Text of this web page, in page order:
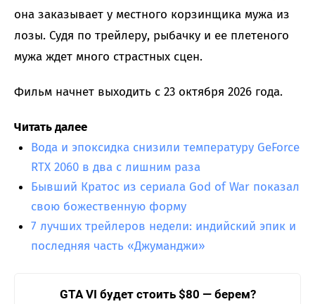
она заказывает у местного корзинщика мужа из
лозы. Судя по трейлеру, рыбачку и ее плетеного
мужа ждет много страстных сцен.
Фильм начнет выходить с 23 октября 2026 года.
Читать далее
Вода и эпоксидка снизили температуру GeForce
RTX 2060 в два с лишним раза
Бывший Кратос из сериала God of War показал
свою божественную форму
7 лучших трейлеров недели: индийский эпик и
последняя часть «Джуманджи»
GTA VI будет стоить $80 — берем?